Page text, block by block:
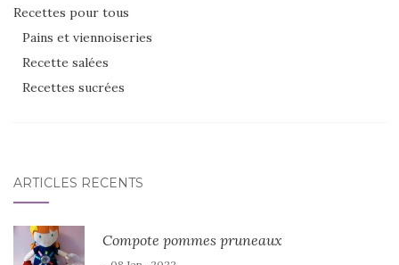
Recettes pour tous
Pains et viennoiseries
Recette salées
Recettes sucrées
ARTICLES RÉCENTS
Compote pommes pruneaux